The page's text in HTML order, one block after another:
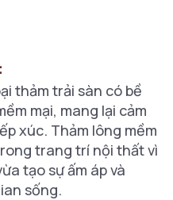
thảm trải sàn có bề
mại, mang lại cảm
xúc. Thảm lông mềm
trang trí nội thất vì
tạo sự ấm áp và
sống.